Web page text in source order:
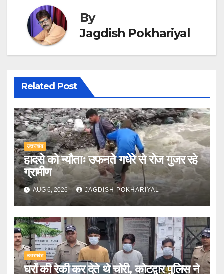
By
Jagdish Pokhariyal
Related Post
उत्तराखंड
हादसे को न्यौताः उफनते गधेरे से रोज गुजर रहे
ग्रामीण
AUG 6, 2026 JAGDISH POKHARIYAL
उत्तराखंड
घरों की रेकी कर देते थे चोरी, कोटद्वार पुलिस ने